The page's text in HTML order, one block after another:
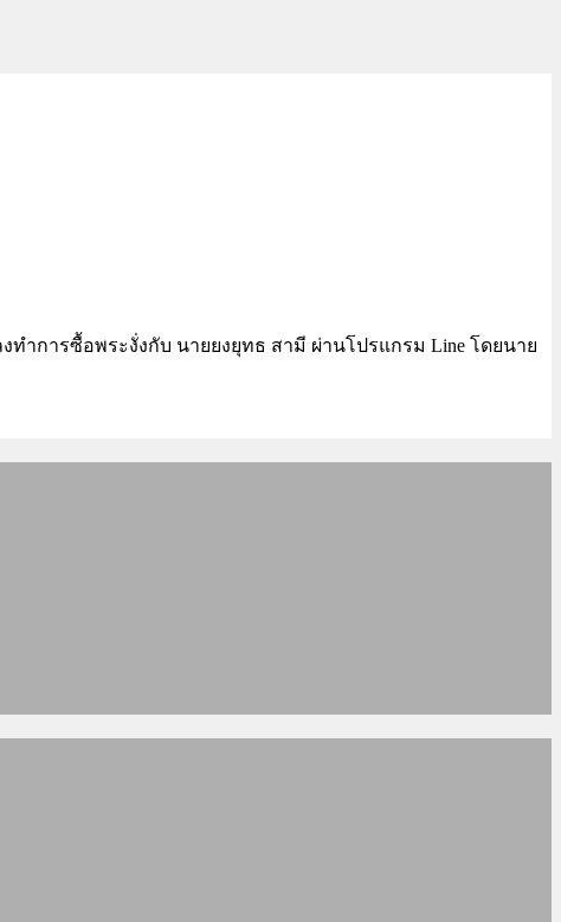
ทำการซื้อพระงั่งกับ นายยงยุทธ สามี ผ่านโปรแกรม Line โดยนาย